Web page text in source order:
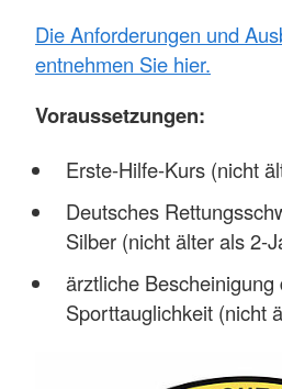
Die Anforderungen und
entnehmen Sie hier.
Voraussetzungen:
Erste-Hilfe-Kurs (nicht
Deutsches
Silber (nicht älter als 2-
ärztliche Bescheinigung
Sporttauglichkeit (nicht